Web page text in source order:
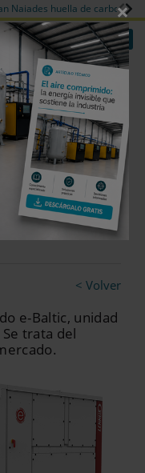
Naiades huella de carbono
Login empresas Registro
de Lennox
< Volver
e-Baltic, unidad
trata del
×